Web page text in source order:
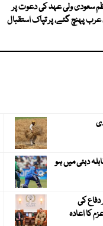
سعودی ولی عہد کی دعوت پر
پہنچ گئے، پر تپاک استقبال
کا مقابلہ دبئی میں ہو
دفاع کی
کا اعادہ